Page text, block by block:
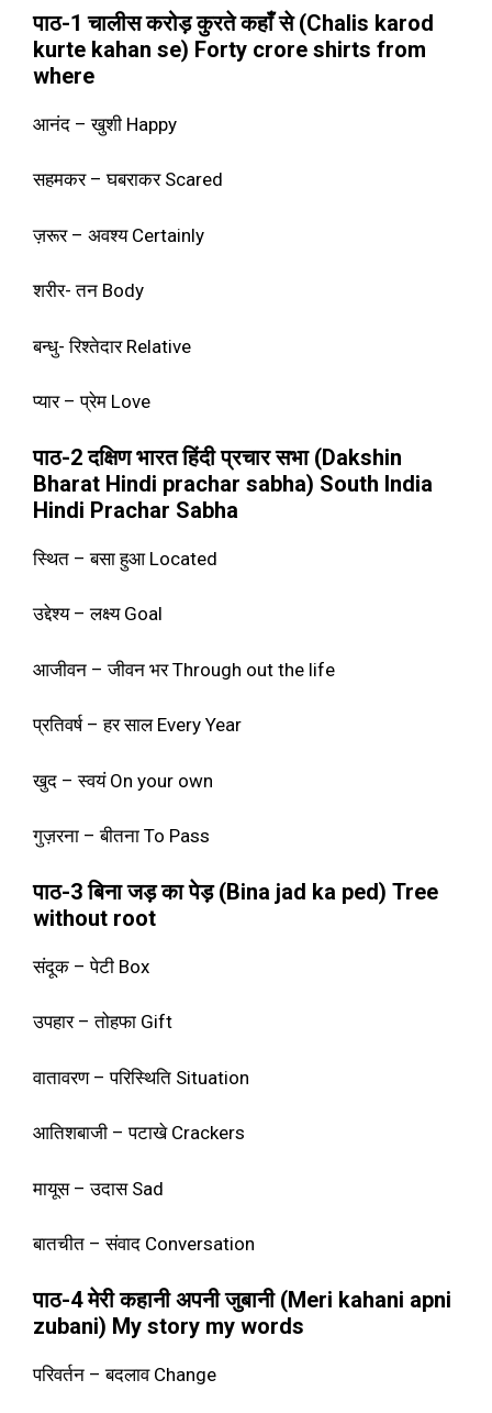
पाठ-1 चालीस करोड़ कुरते कहाँ से (Chalis karod
kurte kahan se) Forty crore shirts from
where
आनंद – खुशी Happy
सहमकर – घबराकर Scared
ज़रूर – अवश्य Certainly
शरीर- तन Body
बन्धु- रिश्तेदार Relative
प्यार – प्रेम Love
पाठ-2 दक्षिण भारत हिंदी प्रचार सभा (Dakshin
Bharat Hindi prachar sabha) South India
Hindi Prachar Sabha
स्थित – बसा हुआ Located
उद्देश्य – लक्ष्य Goal
आजीवन – जीवन भर Through out the life
प्रतिवर्ष – हर साल Every Year
खुद – स्वयं On your own
गुज़रना – बीतना To Pass
पाठ-3 बिना जड़ का पेड़ (Bina jad ka ped) Tree
without root
संदूक – पेटी Box
उपहार – तोहफा Gift
वातावरण – परिस्थिति Situation
आतिशबाजी – पटाखे Crackers
मायूस – उदास Sad
बातचीत – संवाद Conversation
पाठ-4 मेरी कहानी अपनी जुबानी (Meri kahani apni
zubani) My story my words
परिवर्तन – बदलाव Change